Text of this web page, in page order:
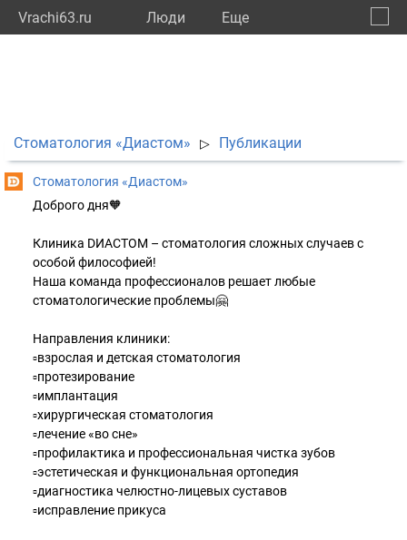
Vrachi63.ru Люди Eще
Стоматология «Диастом» ▷ Публикации
Стоматология «Диастом»
Доброго дня🧡
Клиника DИАСТОМ – стоматология сложных случаев с
особой философией!
Наша команда профессионалов решает любые
стоматологические проблемы🤗
Направления клиники:
▫️взрослая и детская стоматология
▫️протезирование
▫️имплантация
▫️хирургическая стоматология
▫️лечение «во сне»
▫️профилактика и профессиональная чистка зубов
▫️эстетическая и функциональная ортопедия
▫️диагностика челюстно-лицевых суставов
▫️исправление прикуса